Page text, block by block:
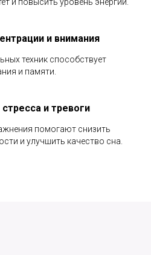
и внимания
техник способствует
и памяти.
и тревоги
помогают снизить
и улучшить качество сна.